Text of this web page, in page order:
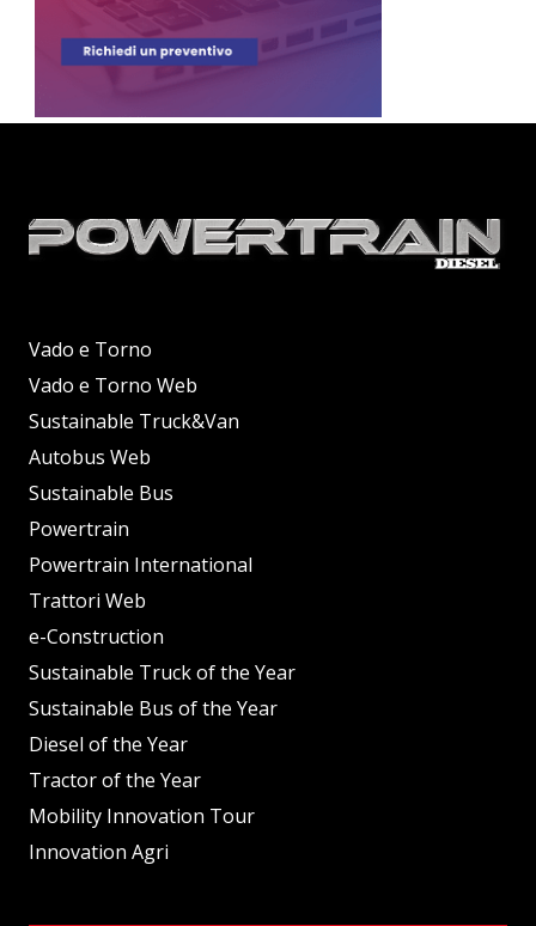
Vado e Torno
Vado e Torno Web
Sustainable Truck&Van
Autobus Web
Sustainable Bus
Powertrain
Powertrain International
Trattori Web
e-Construction
Sustainable Truck of the Year
Sustainable Bus of the Year
Diesel of the Year
Tractor of the Year
Mobility Innovation Tour
Innovation Agri